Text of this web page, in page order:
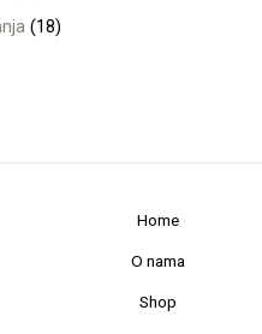
18
Home
O nama
Shop